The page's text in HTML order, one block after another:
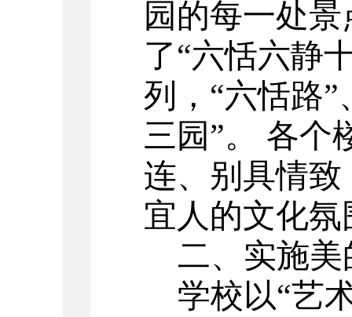
园的每一处
了“六恬六静
列，“六恬路”
三园”。 各个
连、别具情
宜人的文化氛
二、实施美
学校以“艺